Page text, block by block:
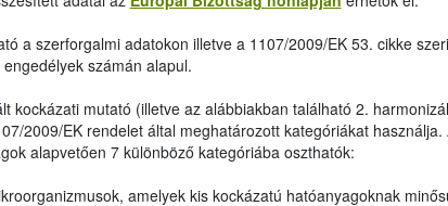
a szerforgalmi adatokon illetve a 1107/2009/EK 53. cikke
számán alapul.
kockázati mutató (illetve az alábbiakban található 2.
2009/EK rendelet által meghatározott kategóriákat
alapvetően 7 különböző kategóriába oszthatók:
amelyek kis kockázatú hatóanyagoknak